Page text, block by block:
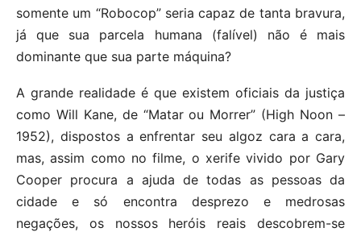
somente um “Robocop” seria capaz de tanta bravura,
já que sua parcela humana (falível) não é mais
dominante que sua parte máquina?
A grande realidade é que existem oficiais da justiça
como Will Kane, de “Matar ou Morrer” (High Noon –
1952), dispostos a enfrentar seu algoz cara a cara,
mas, assim como no filme, o xerife vivido por Gary
Cooper procura a ajuda de todas as pessoas da
cidade e só encontra desprezo e medrosas
negações, os nossos heróis reais descobrem-se